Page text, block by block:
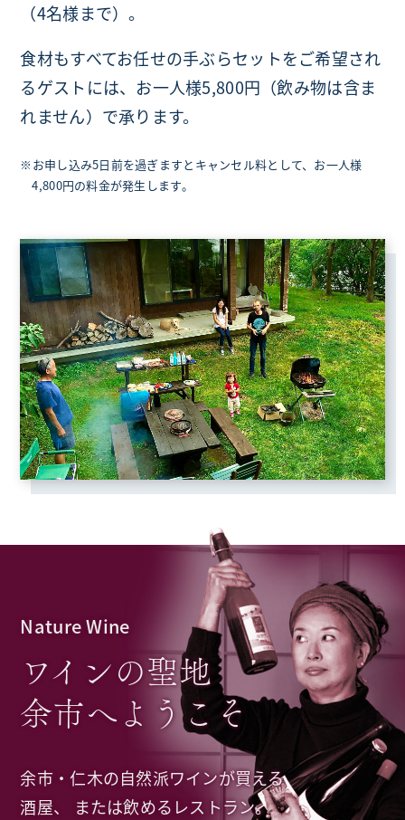
（4名様まで）。
食材もすべてお任せの手ぶらセットをご希望され
るゲストには、お一人様5,800円（飲み物は含ま
れません）で承ります。
※お申し込み5日前を過ぎますとキャンセル料として、お一人様
4,800円の料金が発生します。
Nature Wine
ワインの聖地
余市へようこそ
余市・仁木の自然派ワインが買える
酒屋、
または飲めるレストラン。